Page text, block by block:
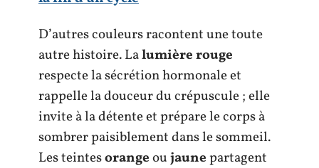
D’autres couleurs racontent une toute
autre histoire. Lalumière rouge
respecte la sécrétion hormonale et
rappelle la douceur du crépuscule ; elle
invite à la détente et prépare le corps à
sombrer paisiblement dans le sommeil.
Les teintesorangeoujaunepartagent